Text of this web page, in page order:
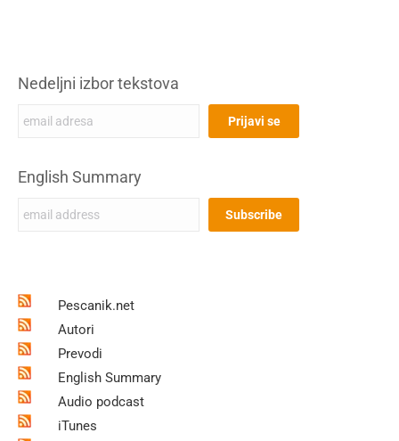
Nedeljni izbor tekstova
English Summary
Pescanik.net
Autori
Prevodi
English Summary
Audio podcast
iTunes